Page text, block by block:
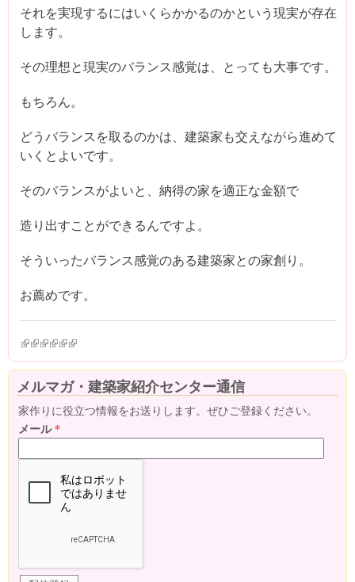
それを実現するにはいくらかかるのかという現実が存在
します。
その理想と現実のバランス感覚は、とっても大事です。
もちろん。
どうバランスを取るのかは、建築家も交えながら進めて
いくとよいです。
そのバランスがよいと、納得の家を適正な金額で
造り出すことができるんですよ。
そういったバランス感覚のある建築家との家創り。
お薦めです。
(link is external)
(link is external)
(link is external)
(link is external)
(link is external)
(link is external)
メルマガ・建築家紹介センター通信
家作りに役立つ情報をお送りします。ぜひご登録ください。
メール*